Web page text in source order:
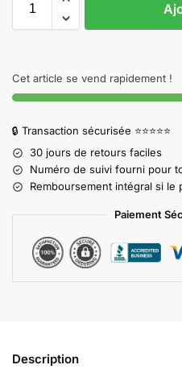
Cet article se vend rapidement !
🔒 Transaction sécurisée ⭐⭐⭐⭐⭐
30 jours de retours faciles
Numéro de suivi fourni pour
Remboursement intégral si le
Paiement
Description